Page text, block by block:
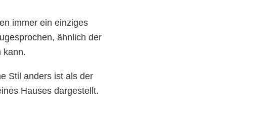
immer ein einziges
ähnlich der
kann.
Stil anders ist als der
Hauses dargestellt.